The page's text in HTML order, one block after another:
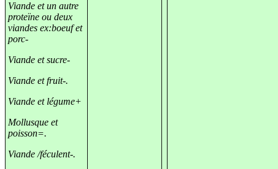
Viande et un autre
proteïne ou deux
viandes ex:boeuf et
porc-
Viande et sucre-
Viande et fruit-.
Viande et légume+
Mollusque et
poisson=.
Viande /féculent-.